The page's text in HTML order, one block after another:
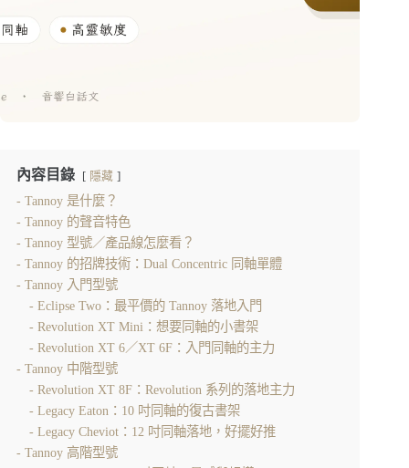
內容目錄 隱藏
Tannoy 是什麼？
Tannoy 的聲音特色
Tannoy 型號／產品線怎麼看？
Tannoy 的招牌技術：Dual Concentric 同軸單體
Tannoy 入門型號
Eclipse Two：最平價的 Tannoy 落地入門
Revolution XT Mini：想要同軸的小書架
Revolution XT 6／XT 6F：入門同軸的主力
Tannoy 中階型號
Revolution XT 8F：Revolution 系列的落地主力
Legacy Eaton：10 吋同軸的復古書架
Legacy Cheviot：12 吋同軸落地，好擺好推
Tannoy 高階型號